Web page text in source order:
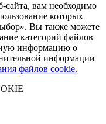
сайта, вам необходимо
которых
Вы также можете
категорий файлов
информацию о
информации
файлов cookie.